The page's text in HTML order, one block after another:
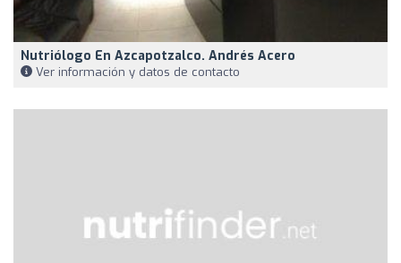
Nutriólogo En Azcapotzalco. Andrés Acero
Ver información y datos de contacto